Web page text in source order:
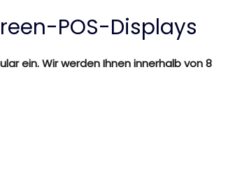
POS-Displays
ein. Wir werden Ihnen innerhalb von 8